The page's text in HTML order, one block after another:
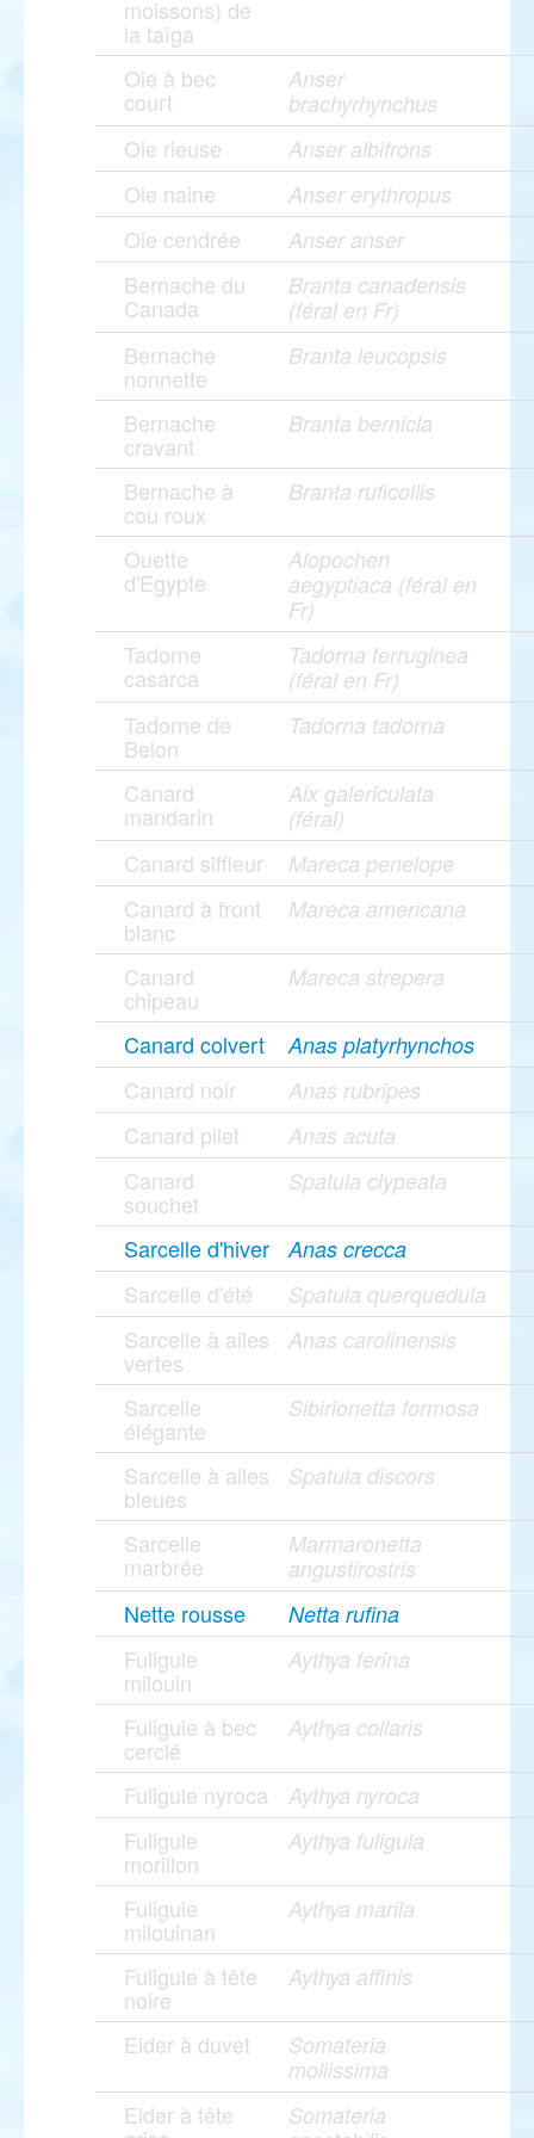
moissons) de
la taïga
Oie à bec
court
Anser
brachyrhynchus
Oie rieuse Anser albifrons
Oie naine Anser erythropus
Oie cendrée Anser anser
Bernache du
Canada
Branta canadensis
(féral en Fr)
Bernache
nonnette
Branta leucopsis
Bernache
cravant
Branta bernicla
Bernache à
cou roux
Branta ruficollis
Ouette
d'Egypte
Alopochen
aegyptiaca (féral en
Fr)
Tadorne
casarca
Tadorna ferruginea
(féral en Fr)
Tadorne de
Belon
Tadorna tadorna
Canard
mandarin
Aix galericulata
(féral)
Canard siffleur Mareca penelope
Canard à front
blanc
Mareca americana
Canard
chipeau
Mareca strepera
Canard colvert Anas platyrhynchos
Canard noir Anas rubripes
Canard pilet Anas acuta
Canard
souchet
Spatula clypeata
Sarcelle d'hiver Anas crecca
Sarcelle d'été Spatula querquedula
Sarcelle à ailes
vertes
Anas carolinensis
Sarcelle
élégante
Sibirionetta formosa
Sarcelle à ailes
bleues
Spatula discors
Sarcelle
marbrée
Marmaronetta
angustirostris
Nette rousse Netta rufina
Fuligule
milouin
Aythya ferina
Fuligule à bec
cerclé
Aythya collaris
Fuligule nyroca Aythya nyroca
Fuligule
morillon
Aythya fuligula
Fuligule
milouinan
Aythya marila
Fuligule à tête
noire
Aythya affinis
Eider à duvet
Somateria
mollissima
Eider à tête
Somateria